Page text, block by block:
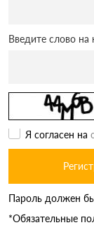
Введите слово на
Я согласен на
Пароль должен
*Обязательные